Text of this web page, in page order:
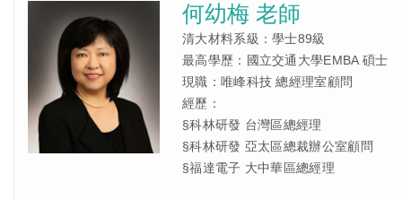
何幼梅 老師
清大材料系級：學士89級
最高學歷：國立交通大學EMBA 碩士
現職：唯峰科技 總經理室顧問
經歷：
§科林研發 台灣區總經理
§科林研發 亞太區總裁辦公室顧問
§福達電子 大中華區總經理